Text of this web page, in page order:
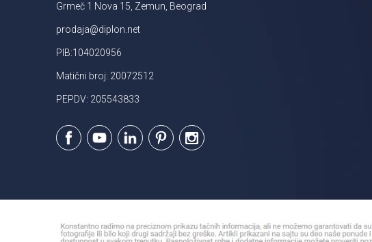
Grmeč 1 Nova 15, Zemun, Beograd
prodaja@diplon.net
PIB:104020956
Matični broj: 20072512
PEPDV: 205543833